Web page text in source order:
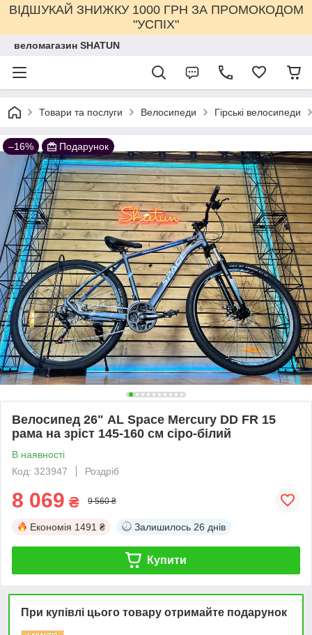
ВІДШУКАЙ ЗНИЖКУ 1000 ГРН ЗА ПРОМОКОДОМ
"УСПІХ"
веломагазин SHATUN
Товари та послуги Велосипеди Гірські велосипеди
–16% Подарунок
Велосипед 26" AL Space Mercury DD FR 15
рама на зріст 145-160 см сіро-білий
В наявності
Код: 323947
Роздріб
8 069 ₴ 9 560 ₴
Економія 1491 ₴ Залишилось 26 днів
Купити
При купівлі цього товару отримайте подарунок